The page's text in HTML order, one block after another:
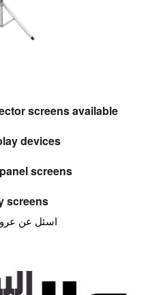
screens available
devices
screens
screens
اسئل عن